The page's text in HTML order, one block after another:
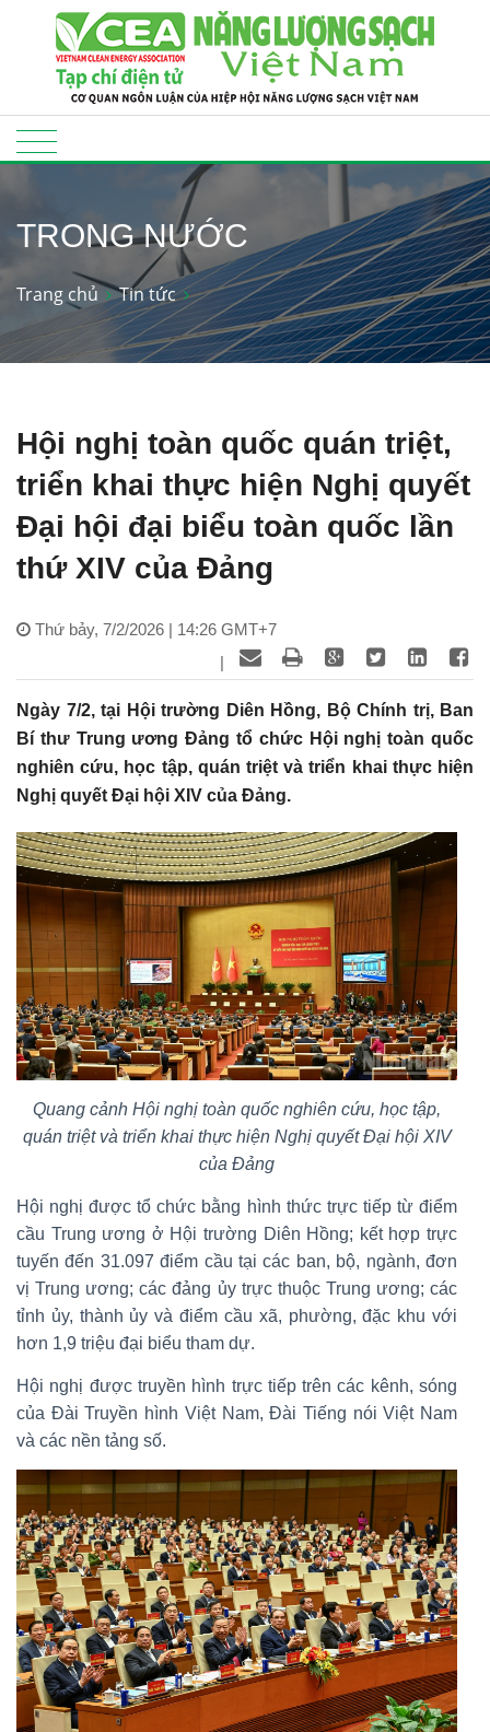
TRONG NƯỚC
Trang chủ Tin tức
Hội nghị toàn quốc quán triệt,
triển khai thực hiện Nghị quyết
Đại hội đại biểu toàn quốc lần
thứ XIV của Đảng
Thứ bảy, 7/2/2026 | 14:26 GMT+7
|
Ngày 7/2, tại Hội trường Diên Hồng, Bộ Chính trị, Ban
Bí thư Trung ương Đảng tổ chức Hội nghị toàn quốc
nghiên cứu, học tập, quán triệt và triển khai thực hiện
Nghị quyết Đại hội XIV của Đảng.
Quang cảnh Hội nghị toàn quốc nghiên cứu, học tập,
quán triệt và triển khai thực hiện Nghị quyết Đại hội XIV
của Đảng
Hội nghị được tổ chức bằng hình thức trực tiếp từ điểm
cầu Trung ương ở Hội trường Diên Hồng; kết hợp trực
tuyến đến 31.097 điểm cầu tại các ban, bộ, ngành, đơn
vị Trung ương; các đảng ủy trực thuộc Trung ương; các
tỉnh ủy, thành ủy và điểm cầu xã, phường, đặc khu với
hơn 1,9 triệu đại biểu tham dự.
Hội nghị được truyền hình trực tiếp trên các kênh, sóng
của Đài Truyền hình Việt Nam, Đài Tiếng nói Việt Nam
và các nền tảng số.